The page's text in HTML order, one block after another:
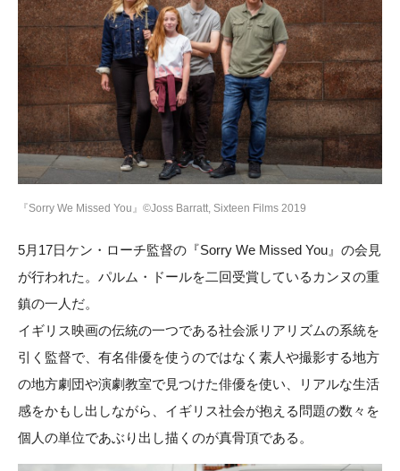
『Sorry We Missed You』©Joss Barratt, Sixteen Films 2019
5月17日ケン・ローチ監督の『Sorry We Missed You』の会見
が行われた。パルム・ドールを二回受賞しているカンヌの重
鎮の一人だ。
イギリス映画の伝統の一つである社会派リアリズムの系統を
引く監督で、有名俳優を使うのではなく素人や撮影する地方
の地方劇団や演劇教室で見つけた俳優を使い、リアルな生活
感をかもし出しながら、イギリス社会が抱える問題の数々を
個人の単位であぶり出し描くのが真骨頂である。